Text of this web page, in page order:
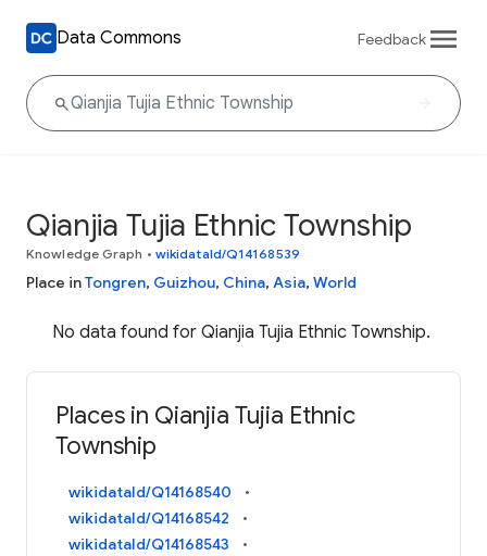
Data Commons Feedback
Qianjia Tujia Ethnic Township
Knowledge Graph • wikidataId/Q14168539
Place inTongren, Guizhou, China, Asia, World
No data found for Qianjia Tujia Ethnic Township.
Places in Qianjia Tujia Ethnic
Township
wikidataId/Q14168540
wikidataId/Q14168542
wikidataId/Q14168543